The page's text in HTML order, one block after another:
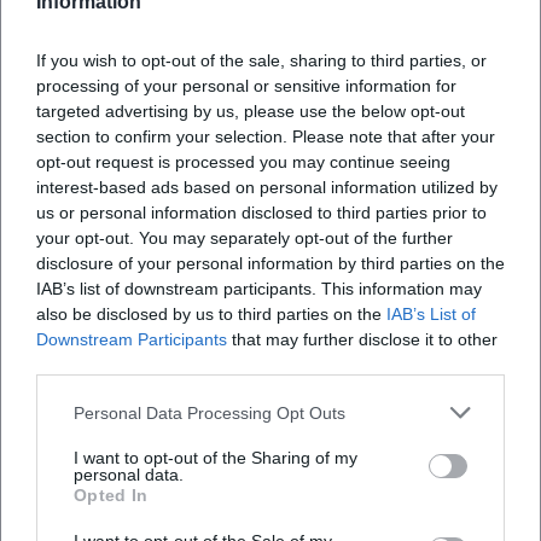
If you wish to opt-out of the sale, sharing to third parties, or
processing of your personal or sensitive information for
targeted advertising by us, please use the below opt-out
section to confirm your selection. Please note that after your
opt-out request is processed you may continue seeing
interest-based ads based on personal information utilized by
us or personal information disclosed to third parties prior to
your opt-out. You may separately opt-out of the further
disclosure of your personal information by third parties on the
IAB’s list of downstream participants. This information may
also be disclosed by us to third parties on the IAB’s List of
Downstream Participants that may further disclose it to other
Personal Data Processing Opt Outs
I want to opt-out of the Sharing of my
personal data.
Opted In
andreasstadel.de](https://www.kinos-im-
andreasstadel.de/))
Auch die Ticketlogik ist auf ein entspanntes
Kinoerlebnis ausgerichtet. Auf der Preisseite
werden reguläre Vorstellungen,
Kindervorstellungen und Schulvorstellungen
getrennt ausgewiesen; außerdem sind
Reservierungen kostenlos möglich, entweder
online oder telefonisch. Wer online vorbucht, zahlt
keine Überlängenzuschläge gibt und freie
Platzwahl herrscht. Genau das passt zum Profil des
Hauses: nicht überinszeniert, sondern
Häufig gestellte Fragen